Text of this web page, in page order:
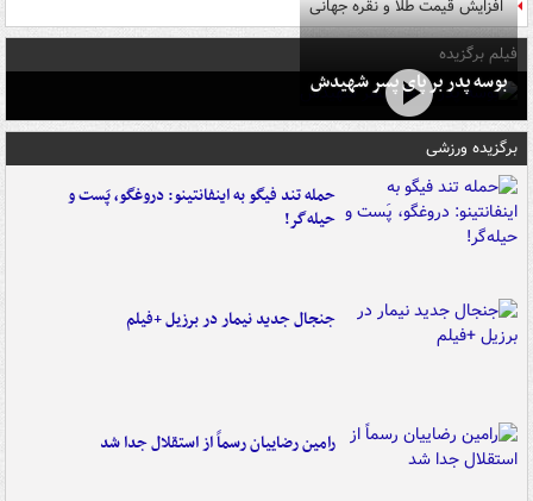
افزایش قیمت طلا و نقره جهانی
فیلم برگزیده
بوسه‌ پدر بر پای پسر شهیدش
برگزیده ورزشی
حمله تند فیگو به اینفانتینو: دروغگو، پَست‌ و
حیله‌گر!
جنجال جدید نیمار در برزیل +فیلم
رامین رضاییان رسماً از استقلال جدا شد